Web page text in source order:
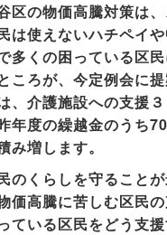
区の物価高騰対策は
は使えないハチペイ
多くの困っている区
ころが、今定例会に
、介護施設への支援
年度の繰越金のうち
み増します。
のくらしを守ること
価高騰に苦しむ区民
ている区民をどう支